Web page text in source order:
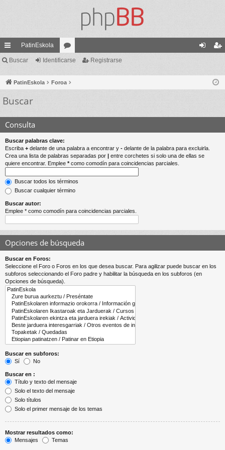
nl
ac
es
rá
pi
s
PatinEskola
or
os nti
fic
ist
ra
Buscar Identificarse Registrarse
PatinEskola Foroa
Buscar
Consulta
Buscar palabras clave:
Escriba + delante de una palabra a encontrar y - delante de la palabra para excluirla.
Crea una lista de palabras separadas por | entre corchetes si solo una de ellas se
quiere encontrar. Emplee *como comodín para coincidencias parciales.
Buscar todos los términos
Buscar cualquier término
Buscar autor:
Emplee * como comodín para coincidencias parciales.
Opciones de búsqueda
Buscar en Foros:
Seleccione el Foro o Foros en los que desea buscar. Para agilizar puede buscar en los
subforos seleccionando el Foro padre y habilitar la búsqueda en los subforos (en
Opciones de búsqueda).
Buscar en subforos:
Sí
No
Buscar en :
Título y texto del mensaje
Solo el texto del mensaje
Solo títulos
Solo el primer mensaje de los temas
Mostrar resultados como:
Mensajes
Temas